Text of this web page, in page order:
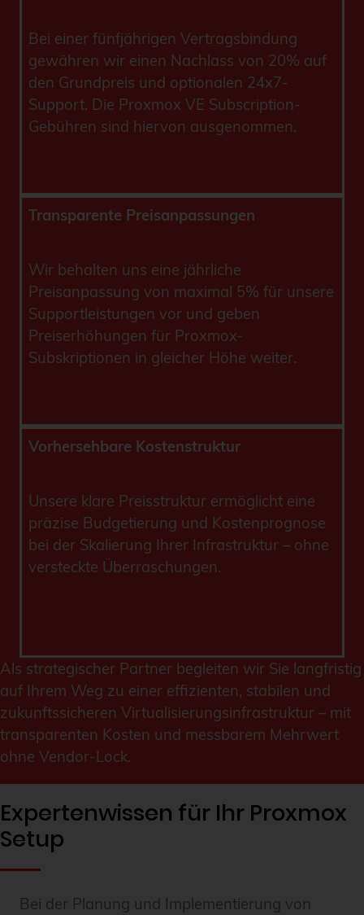
Bei einer fünfjährigen Vertragsbindung
gewähren wir einen Nachlass von 20% auf
den Grundpreis und optionalen 24x7-
Support. Die Proxmox VE Subscription-
Gebühren sind hiervon ausgenommen.
Transparente Preisanpassungen
Wir behalten uns eine jährliche
Preisanpassung von maximal 5% für unsere
Supportleistungen vor und geben
Preiserhöhungen für Proxmox-
Subskriptionen in gleicher Höhe weiter.
Vorhersehbare Kostenstruktur
Unsere klare Preisstruktur ermöglicht eine
präzise Budgetierung und Kostenprognose
bei der Skalierung Ihrer Infrastruktur – ohne
versteckte Überraschungen.
Als strategischer Partner begleiten wir Sie langfristig
auf Ihrem Weg zu einer effizienten, stabilen und
zukunftssicheren Virtualisierungsinfrastruktur – mit
transparenten Kosten und messbarem Mehrwert
ohne Vendor-Lock.
Expertenwissen für Ihr Proxmox
Setup
Bei der Planung und Implementierung von